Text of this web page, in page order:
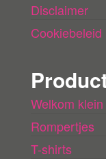
Disclaimer
Cookiebeleid
Welkom
Rompertjes
T-shirts